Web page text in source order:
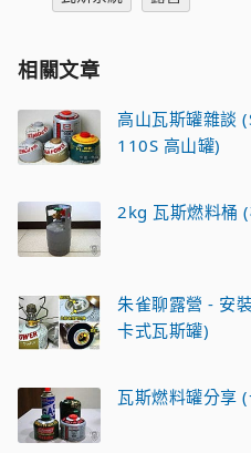
相關文章
高山瓦斯罐雜談
110S 高山罐)
2kg 瓦斯燃料桶
朱雀聊露營 - 安
卡式瓦斯罐)
瓦斯燃料罐分享